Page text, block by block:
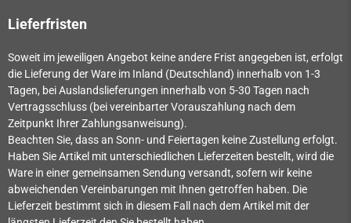
Lieferfristen
Soweit im jeweiligen Angebot keine andere Frist angegeben ist, erfolgt
die Lieferung der Ware im Inland (Deutschland) innerhalb von 1-3
Tagen, bei Auslandslieferungen innerhalb von 5-30 Tagen nach
Vertragsschluss (bei vereinbarter Vorauszahlung nach dem
Zeitpunkt Ihrer Zahlungsanweisung).
Beachten Sie, dass an Sonn- und Feiertagen keine Zustellung erfolgt.
Haben Sie Artikel mit unterschiedlichen Lieferzeiten bestellt, wird die
Ware in einer gemeinsamen Sendung versandt, sofern wir keine
abweichenden Vereinbarungen mit Ihnen getroffen haben. Die
Lieferzeit bestimmt sich in diesem Fall nach dem Artikel mit der